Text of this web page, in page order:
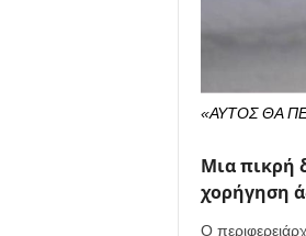
«ΑΥΤΟΣ ΘΑ
Μια πικρή
χορήγηση
Ο